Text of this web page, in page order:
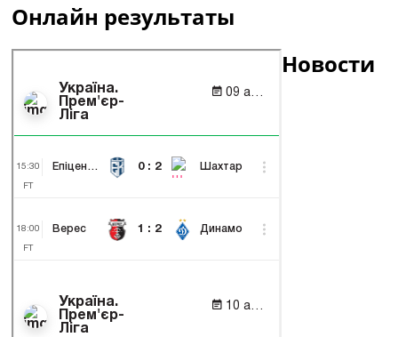
Онлайн результаты
Новости